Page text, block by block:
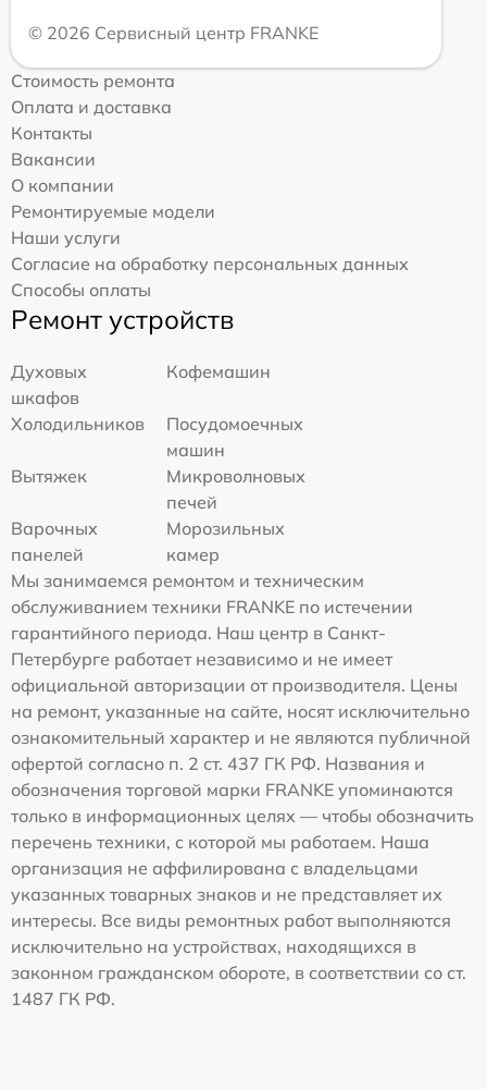
© 2026 Сервисный центр FRANKE
Стоимость ремонта
Оплата и доставка
Контакты
Вакансии
О компании
Ремонтируемые модели
Наши услуги
Согласие на обработку персональных данных
Способы оплаты
Ремонт устройств
Духовых
шкафов
Кофемашин
Холодильников
Посудомоечных
машин
Вытяжек
Микроволновых
печей
Варочных
панелей
Морозильных
камер
Мы занимаемся ремонтом и техническим
обслуживанием техники FRANKE по истечении
гарантийного периода. Наш центр в Санкт-
Петербурге работает независимо и не имеет
официальной авторизации от производителя. Цены
на ремонт, указанные на сайте, носят исключительно
ознакомительный характер и не являются публичной
офертой согласно п. 2 ст. 437 ГК РФ. Названия и
обозначения торговой марки FRANKE упоминаются
только в информационных целях — чтобы обозначить
перечень техники, с которой мы работаем. Наша
организация не аффилирована с владельцами
указанных товарных знаков и не представляет их
интересы. Все виды ремонтных работ выполняются
исключительно на устройствах, находящихся в
законном гражданском обороте, в соответствии со ст.
1487 ГК РФ.